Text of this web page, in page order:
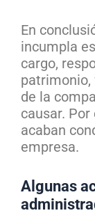
En
incumpla
cargo,
patrimonio,
de la
causar.
acaban
empresa.
Algunas